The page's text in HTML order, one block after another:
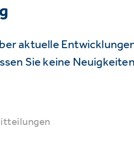
aktuelle
Sie keine